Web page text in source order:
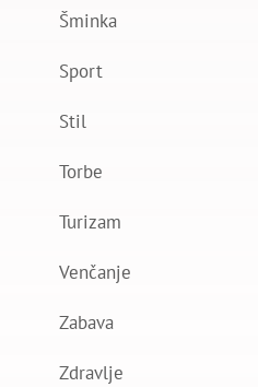
Šminka
Sport
Stil
Torbe
Turizam
Venčanje
Zabava
Zdravlje